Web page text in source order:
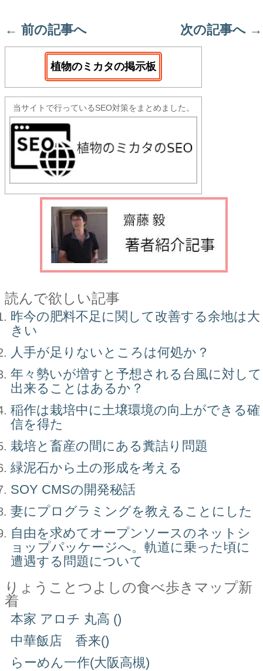
← 前の記事へ 次の記事へ →
植物のミカタの掲示板
当サイトで行っているSEO対策をまとめました。
読んで欲しい記事
昨今の肥料不足に関して改善する余地は大
きい
人手が足りないところは何処か？
年々勢いが増すと予想される台風に対して
出来ることはあるか？
稲作は栽培中に土壌環境の向上ができる確
信を得た
栽培と畜産の間にある糞詰り問題
緑泥石から土の形成を考える
SOY CMSの開発秘話
妻にプログラミングを教えることにした
自由を求めてオープンソースのネットシ
ョップパッケージへ。軌道に乗った頃に
遭遇する問題について
りょうことつよしの食べ歩きマップ新
着
本家 アロチ 丸高 ()
中華飯店 香来()
らーめん一作(大阪高槻)